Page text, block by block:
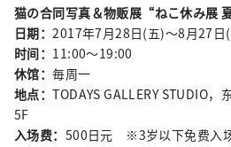
猫の合同写真＆物贩展“ねこ休み展
日期：2017年7月28日(五)～8月27日
时间： 11:00～19:00
休馆：毎周一
地点：TODAYS GALLERY STUDIO
5F
入场费： 500日元 ※3岁以下免费入